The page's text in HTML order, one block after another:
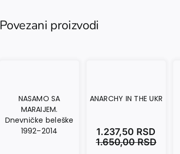
Povezani proizvodi
NASAMO SA
MARAIJEM.
Dnevničke beleške
1992–2014
ANARCHY IN THE UKR
1.650,00RSD
1.237,50 RSD